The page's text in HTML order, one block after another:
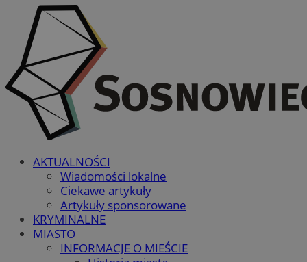
AKTUALNOŚCI
Wiadomości lokalne
Ciekawe artykuły
Artykuły sponsorowane
KRYMINALNE
MIASTO
INFORMACJE O MIEŚCIE